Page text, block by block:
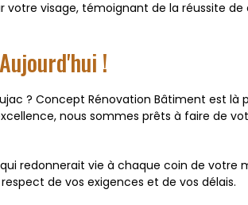
votre visage, témoignant de la réussite
!
? Concept Rénovation Bâtiment est là
nous sommes prêts à faire de
redonnerait vie à chaque coin de votre
de vos exigences et de vos délais.